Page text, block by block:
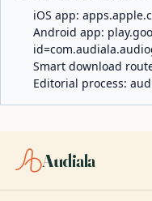
iOS app:
Android app:
Smart download
Editorial process:
Audiala